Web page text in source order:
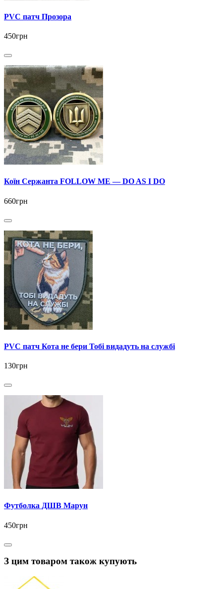
PVC патч Прозора
450грн
Коїн Сержанта FOLLOW ME — DO AS I DO
660грн
PVC патч Кота не бери Тобі видадуть на службі
130грн
Футболка ДШВ Марун
450грн
З цим товаром також купують